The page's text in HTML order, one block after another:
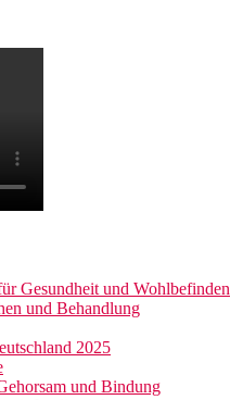
Gesundheit und Wohlbefinden
und Behandlung
2025
und Bindung